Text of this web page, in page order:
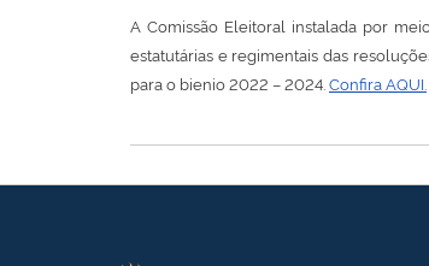
A Comissão Eleitoral instalada por
estatutárias e regimentais das
para o bienio 2022 – 2024. Confira AQUI.